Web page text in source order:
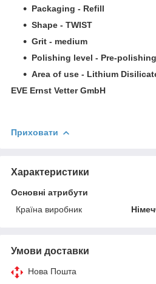
Packaging - Refill
Shape - TWIST
Grit - medium
Polishing level - Pre-polishing
Area of use - Lithium
EVE Ernst Vetter GmbH
Приховати
Характеристики
Основні атрибути
Країна виробник
Умови доставки
Нова Пошта